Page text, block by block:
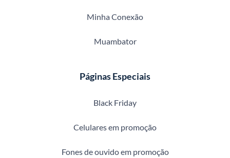
Minha Conexão
Muambator
Páginas Especiais
Black Friday
Celulares em promoção
Fones de ouvido em promoção